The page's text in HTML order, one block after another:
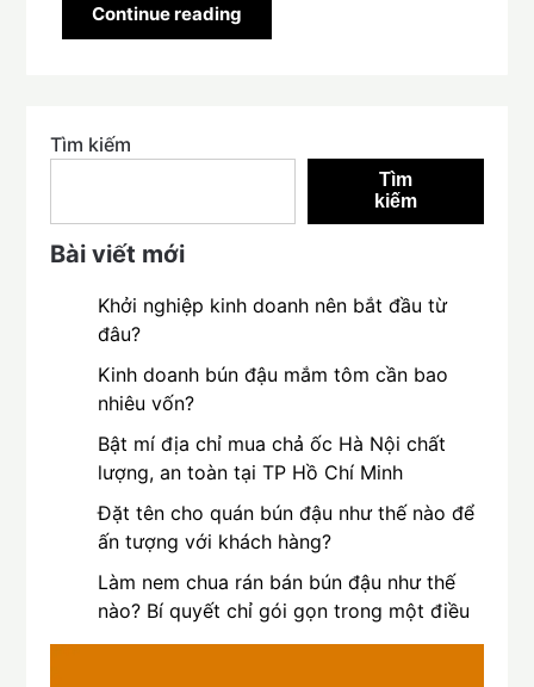
Continue reading
Tìm kiếm
Tìm
kiếm
Bài viết mới
Khởi nghiệp kinh doanh nên bắt đầu từ
đâu?
Kinh doanh bún đậu mắm tôm cần bao
nhiêu vốn?
Bật mí địa chỉ mua chả ốc Hà Nội chất
lượng, an toàn tại TP Hồ Chí Minh
Đặt tên cho quán bún đậu như thế nào để
ấn tượng với khách hàng?
Làm nem chua rán bán bún đậu như thế
nào? Bí quyết chỉ gói gọn trong một điều